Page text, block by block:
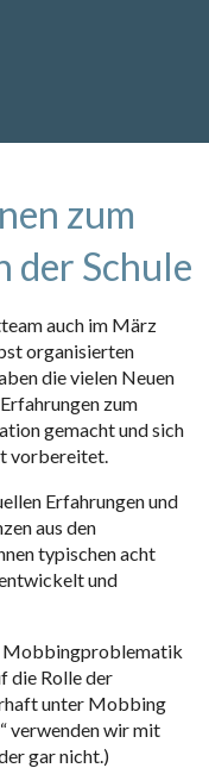
zum
der Schule
auch im März
organisierten
die vielen Neuen
zum
gemacht und sich
vorbereitet.
Erfahrungen und
aus den
typischen acht
und
Mobbingproblematik
die Rolle der
unter Mobbing
verwenden wir mit
gar nicht.)